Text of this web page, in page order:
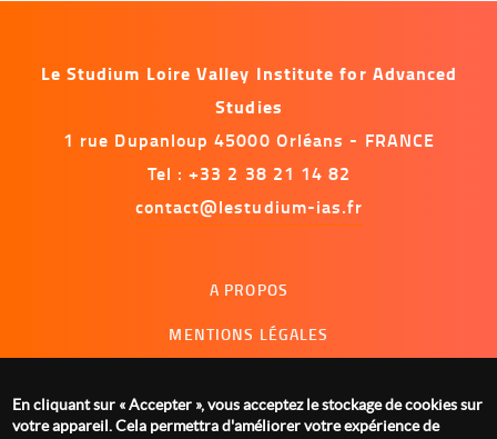
Le Studium Loire Valley Institute for Advanced
Studies
1 rue Dupanloup 45000 Orléans - FRANCE
Tel : +33 2 38 21 14 82
contact@lestudium-ias.fr
A PROPOS
MENTIONS LÉGALES
GESTION DES COOKIES
En cliquant sur « Accepter », vous acceptez le stockage de cookies sur
votre appareil. Cela permettra d'améliorer votre expérience de